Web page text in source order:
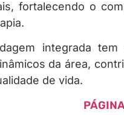
fortalecendo o
integrada
da área,
de vida.